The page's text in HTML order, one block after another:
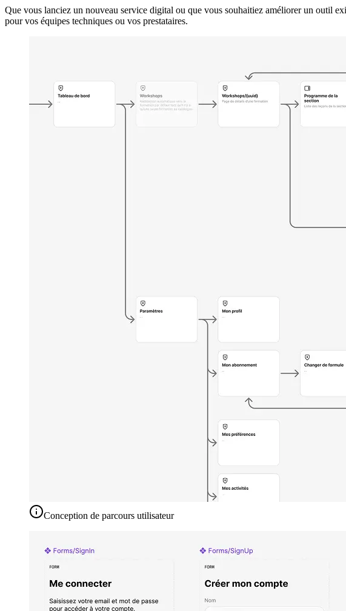
Que vous lanciez un nouveau service digital ou que vous souhaitiez améliorer un outil
pour vos équipes techniques ou vos prestataires.
Conception de parcours utilisateur